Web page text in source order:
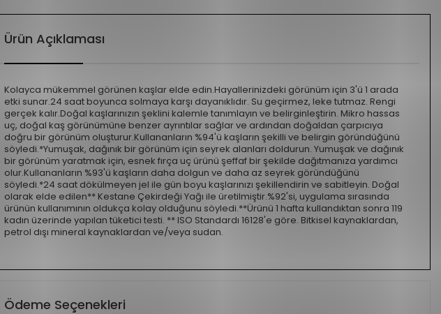
Ürün Açıklaması
Kolayca mükemmel görünen kaşlar elde edin.Hayallerinizdeki görünüm için 3'ü 1 arada
etki sunar.24 saat boyunca solmaya karşı dayanıklıdır. Su geçirmez, leke tutmaz. Rengi
gerçek kalır.Doğal kaşlarınızın şeklini kalemle tanımlayın ve belirginleştirin. Mikro hassas
uç, doğal kaş görünümüne benzer ayrıntılar sağlar ve ardından doğaldan çarpıcıya
doğru bir görünüm oluşturur.Kullananların %94'ü kaşların şekilli ve belirgin göründüğünü
söyledi.*Yumuşak, dağınık bir görünüm için seyrek alanları doldurun. Yumuşak ve dağınık
bir görünüm yaratmak için, esnek fırça uç ürünü şeffaf bir şekilde dağıtmanıza yardımcı
olur.Kullananların %93'ü kaşların daha dolgun ve daha az seyrek göründüğünü
söyledi.*24 saat dökülmeyen jel ile gün boyu kaşlarınızı şekillendirin ve sabitleyin. Doğal
olarak elde edilen** Kestane Çekirdeği Yağı ile üretilmiştir.%92'si, uygulama sırasında
ürünün kullanımının oldukça kolay olduğunu söyledi.**Ürünü 1 hafta kullandıktan sonra 119
kadın üzerinde yapılan tüketici testi. ** ISO Standardı 16128'e göre. Bitkisel kaynaklardan,
petrol dışı mineral kaynaklardan ve/veya sudan.
Ödeme Seçenekleri